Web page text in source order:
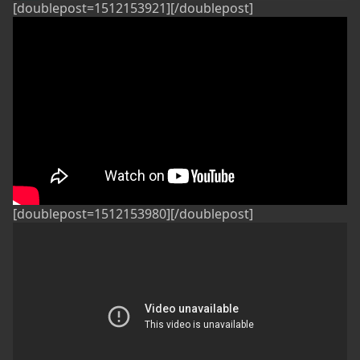
[doublepost=1512153921][/doublepost]
[doublepost=1512153980][/doublepost]